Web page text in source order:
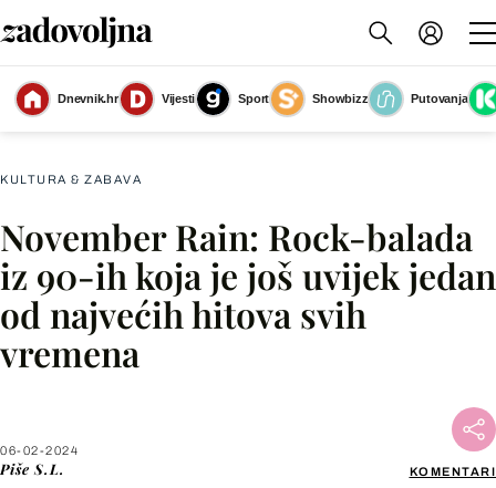
Dnevnik.hr Vijesti Sport Showbizz
Putovanja
Slika nije dostupna
KULTURA & ZABAVA
November Rain: Rock-balada
iz 90-ih koja je još uvijek jedan
od najvećih hitova svih
vremena
06-02-2024
Piše S.L. KOMENTARI
Facebook
X